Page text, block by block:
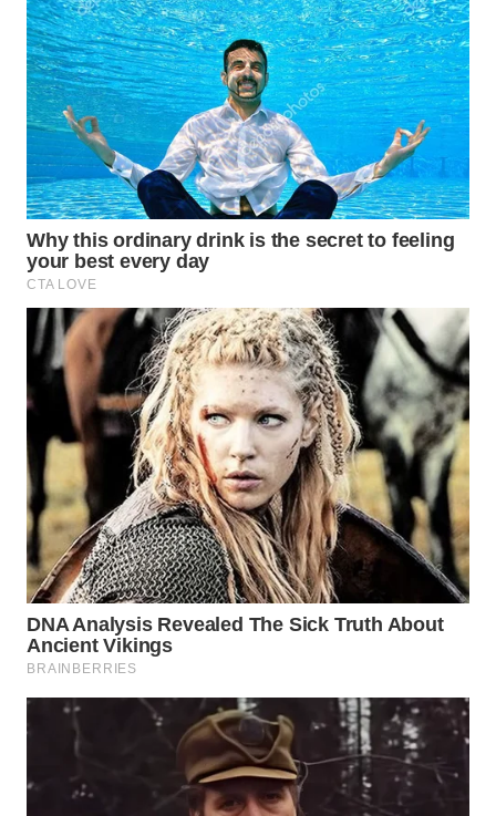
WN
CIREBON
WN
INDRAMAYU
WN
KUNINGAN
WN
MAJALENGKA
WN
SUBANG
WN
SUKABUMI
WN
PURWAKARTA
WN
PRIANGAN
TIMUR
WN
SEMARANG
WN
SOLO